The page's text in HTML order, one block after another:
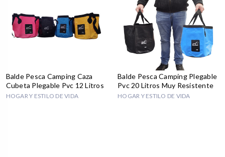
Balde Pesca Camping Caza
Cubeta Plegable Pvc 12 Litros
HOGAR Y ESTILO DE VIDA
Balde Pesca Camping Plegable
Pvc 20 Litros Muy Resistente
HOGAR Y ESTILO DE VIDA